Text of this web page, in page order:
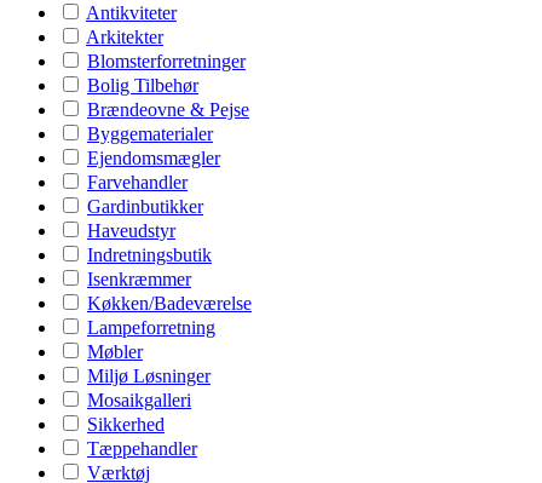
Antikviteter
Arkitekter
Blomsterforretninger
Bolig Tilbehør
Brændeovne & Pejse
Byggematerialer
Ejendomsmægler
Farvehandler
Gardinbutikker
Haveudstyr
Indretningsbutik
Isenkræmmer
Køkken/Badeværelse
Lampeforretning
Møbler
Miljø Løsninger
Mosaikgalleri
Sikkerhed
Tæppehandler
Værktøj